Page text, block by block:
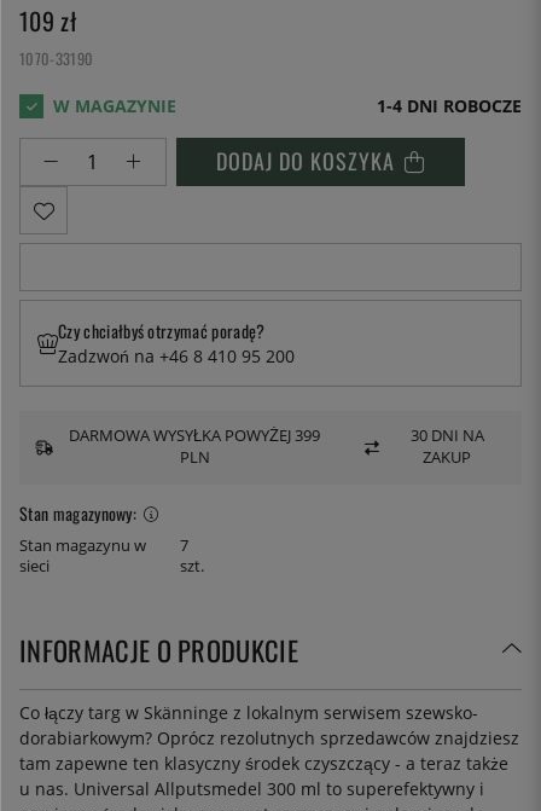
109 zł
1070-33190
1-4 DNI ROBOCZE
DODAJ DO KOSZYKA
Stan magazynowy:
Stan magazynu w
sieci
7
szt.
Czy chciałbyś otrzymać poradę?
Zadzwoń na +46 8 410 95 200
DARMOWA WYSYŁKA POWYŻEJ 399
PLN
30 DNI NA
ZAKUP
INFORMACJE O PRODUKCIE
Co łączy targ w Skänninge z lokalnym serwisem szewsko-
dorabiarkowym? Oprócz rezolutnych sprzedawców znajdziesz
tam zapewne ten klasyczny środek czyszczący - a teraz także
u nas. Universal Allputsmedel 300 ml to superefektywny i